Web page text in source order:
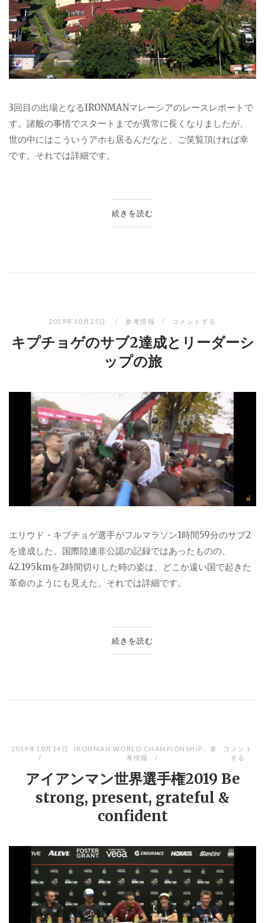
3回目の出場となるIRONMANマレーシアのレースレポートで
す。諸般の事情でスタートまでが異常に長くなりましたが、
世の中にはこういうアホも居るんだなと、ご笑覧頂ければ幸
です。それでは詳細です。
続きを読む
2019年10月25日 参考情報 コメントする
キプチョゲのサブ2達成とリーダーシ
ップの旅
エリウド・キプチョゲ選手がフルマラソン1時間59分のサブ2
を達成した。国際陸連非公認の記録ではあったものの、
42.195kmを2時間切りした時の姿は、どこか遠い国で起きた
革命のようにも見えた。それでは詳細です。
続きを読む
2019年10月14日 IRONMAN WORLD CHAMPIONSHIP 、参
考情報
コメント
する
アイアンマン世界選手権2019 Be
strong, present, grateful &
confident